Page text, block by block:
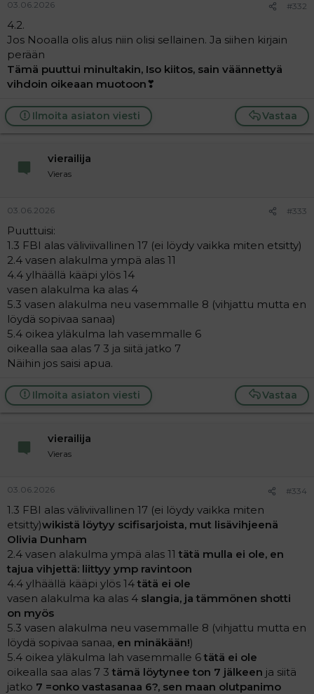
03.06.2026 #332
4.2.
Jos Nooalla olis alus niin olisi sellainen. Ja siihen kirjain
perään
Tämä puuttui minultakin, Iso kiitos, sain väännettyä
vihdoin oikeaan muotoon❣
Vastaa
Ilmoita asiaton viesti
vierailija
Vieras
03.06.2026 #333
Puuttuisi:
1.3 FBI alas väliviivallinen 17 (ei löydy vaikka miten etsitty)
2.4 vasen alakulma ympä alas 11
4.4 ylhäällä kääpi ylös 14
vasen alakulma ka alas 4
5.3 vasen alakulma neu vasemmalle 8 (vihjattu mutta en
löydä sopivaa sanaa)
5.4 oikea yläkulma lah vasemmalle 6
oikealla saa alas 7 3 ja siitä jatko 7
Näihin jos saisi apua.
Vastaa
Ilmoita asiaton viesti
vierailija
Vieras
03.06.2026 #334
1.3 FBI alas väliviivallinen 17 (ei löydy vaikka miten
etsitty)wikistä löytyy scifisarjoista, mut lisävihjeenä
Olivia Dunham
2.4 vasen alakulma ympä alas 11 tätä mulla ei ole, en
tajua vihjettä: liittyy ymp ravintoon
4.4 ylhäällä kääpi ylös 14 tätä ei ole
vasen alakulma ka alas 4 slangia, ja tämmönen shotti
on myös
5.3 vasen alakulma neu vasemmalle 8 (vihjattu mutta en
löydä sopivaa sanaa, en minäkään!)
5.4 oikea yläkulma lah vasemmalle 6 tätä ei ole
oikealla saa alas 7 3 tämä löytynee ton 7 jälkeen ja siitä
jatko 7 =onko vastasanaa 6?, sen maan olutpanimo